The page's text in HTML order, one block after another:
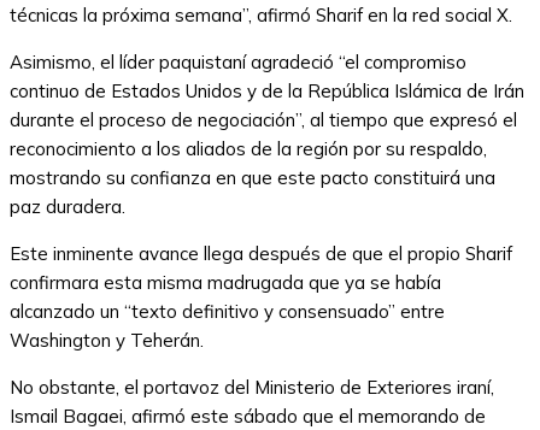
técnicas la próxima semana”, afirmó Sharif en la red social X.
Asimismo, el líder paquistaní agradeció “el compromiso
continuo de Estados Unidos y de la República Islámica de Irán
durante el proceso de negociación”, al tiempo que expresó el
reconocimiento a los aliados de la región por su respaldo,
mostrando su confianza en que este pacto constituirá una
paz duradera.
Este inminente avance llega después de que el propio Sharif
confirmara esta misma madrugada que ya se había
alcanzado un “texto definitivo y consensuado” entre
Washington y Teherán.
No obstante, el portavoz del Ministerio de Exteriores iraní,
Ismail Bagaei, afirmó este sábado que el memorando de